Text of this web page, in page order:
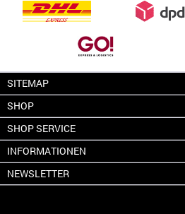
SITEMAP
SHOP
SHOP SERVICE
INFORMATIONEN
NEWSLETTER